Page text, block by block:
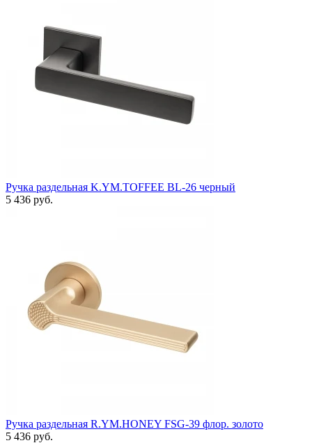
Ручка раздельная K.YM.TOFFEE BL-26 черный
5 436 руб.
Ручка раздельная R.YM.HONEY FSG-39 флор. золото
5 436 руб.